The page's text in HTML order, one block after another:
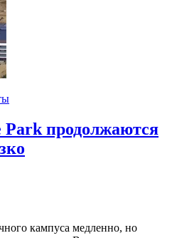
продолжаются
кампуса медленно, но